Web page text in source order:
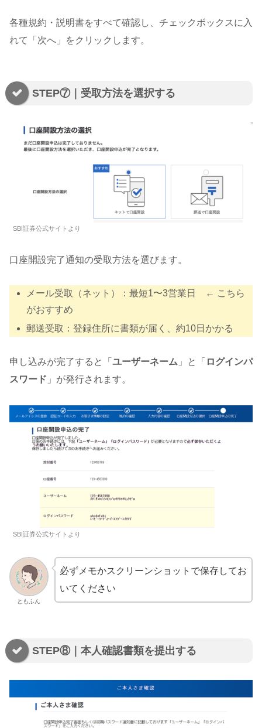
各種規約・説明書をすべて確認し、チェックボックスに入
れて「次へ」をクリックします。
STEP⑦｜受取方法を選択する
SBI証券公式サイトより
口座開設完了通知の受取方法を選びます。
メール受取（ネット）：最短1〜3営業日 ← こちら
がおすすめ
郵送受取：登録住所に書類が届く、約10日かかる
申し込みが完了すると「 ユーザーネーム 」と「 ログインパ
スワード 」が発行されます。
SBI証券公式サイトより
ともふん
必ずメモかスクリーンショットで保存してお
いてください
STEP⑧｜本人確認書類を提出する